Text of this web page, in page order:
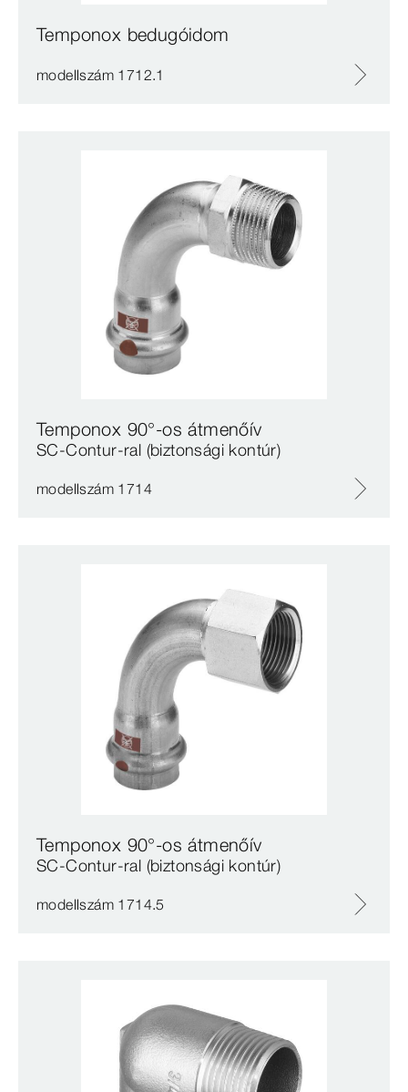
Temponox bedugóidom
modellszám 1712.1
Temponox 90°-os átmenőív
SC‑Contur-ral (biztonsági kontúr)
modellszám 1714
Temponox 90°-os átmenőív
SC‑Contur-ral (biztonsági kontúr)
modellszám 1714.5